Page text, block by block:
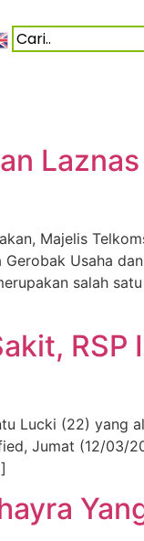
Majelis
Usaha
salah
RSP
Lucki (22) yang
Jumat (12/03/